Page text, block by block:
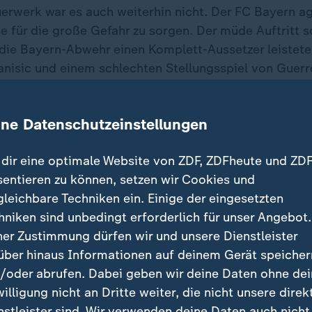
war es auch weiterhin nicht. Der FC Bayern
für die große Gefahr zu sorgen. Der müde Auftritt
Bayern-Abwehr einen Komplett-Aussetzer
und einem schlechten Stellungsspiel von
Kühn in Szene, der aus halbrechter Position
sich in der Arena breit. Sollten die Bayern
dahoam verspielen? Die Münchener drängten
aber Glück, dass Maeda (70.) nicht zum 2:0 traf.
verfehlten das Ziel nur knapp, alles sah
und erlöste die Bayern spät.
Datenschutzeinstellungen
eine optimale Website von ZDF, ZDFheute und
zu können, setzen wir Cookies und
Techniken ein. Einige der eingesetzten
sind unbedingt erforderlich für unser
Zustimmung dürfen wir und unsere Dienstleister
hinaus Informationen auf deinem Gerät
oder abrufen. Dabei geben wir deine Daten ohne
nicht an Dritte weiter, die nicht unsere